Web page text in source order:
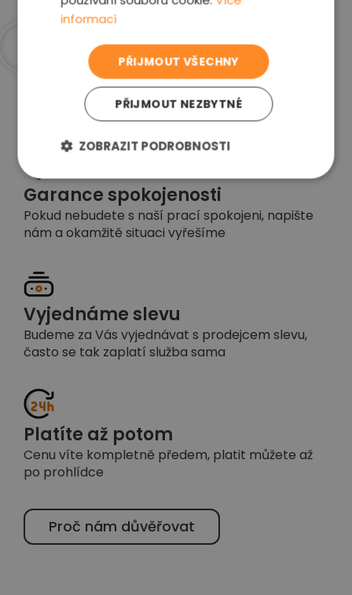
Proč jsme nejlepší
volba
Garance spokojenosti
Pokud nebudete s naší prací spokojeni, napište
nám a okamžitě situaci vyřešíme
Vyjednáme slevu
Budeme za Vás vyjednávat s prodejcem slevu,
často se tak zaplatí služba sama
Platíte až potom
Cenu víte kompletně předem, platit můžete až
po prohlídce
Proč nám důvěřovat
informací
PŘIJMOUT VŠECHNY
PŘIJMOUT NEZBYTNÉ
ZOBRAZIT PODROBNOSTI